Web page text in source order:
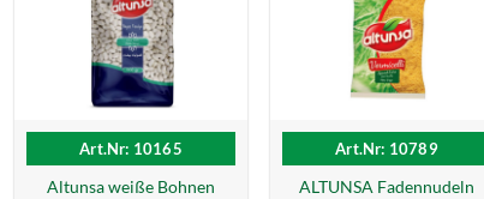
Art.Nr: 10165
Altunsa weiße Bohnen
Art.Nr: 10789
ALTUNSA Fadennudeln